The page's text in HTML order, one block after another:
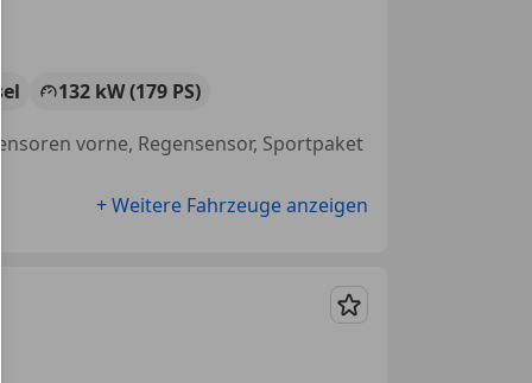
132 kW (179 PS)
vorne, Regensensor, Sportpaket
+ Weitere Fahrzeuge anzeigen
Merken